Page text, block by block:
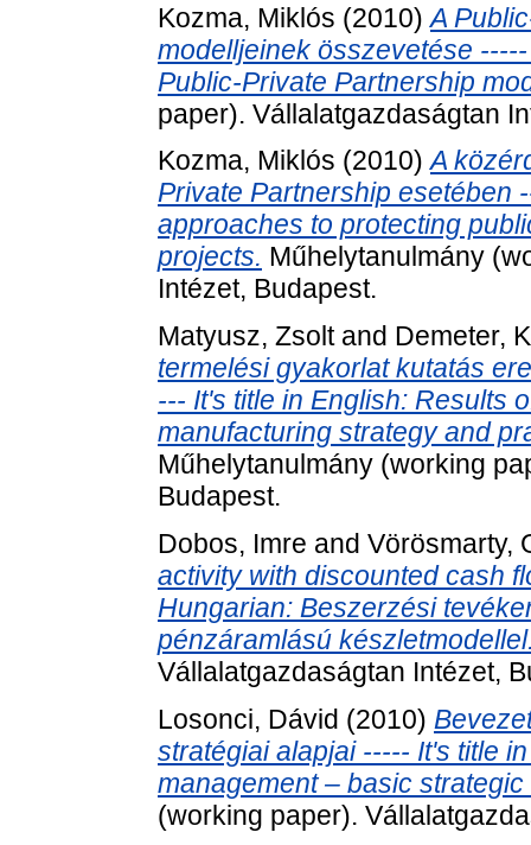
Kozma, Miklós (2010)A
modelljeinek összevetése
Public-Private Partnership
paper). Vállalatgazdaságtan
Kozma, Miklós (2010)A
Private Partnership esetében
approaches to protecting
projects. Műhelytanulmány
Intézet, Budapest.
Matyusz, Zsoltand Demeter,
termelési gyakorlat kutatás
--- It's title in English: Results
manufacturing strategy and
Műhelytanulmány (working
Budapest.
Dobos, Imre and Vörösmarty,
activity with discounted cash
Hungarian: Beszerzési
pénzáramlású
Vállalatgazdaságtan Intézet,
Losonci, Dávid (2010)
stratégiai alapjai ----- It's title
management – basic
(working paper).